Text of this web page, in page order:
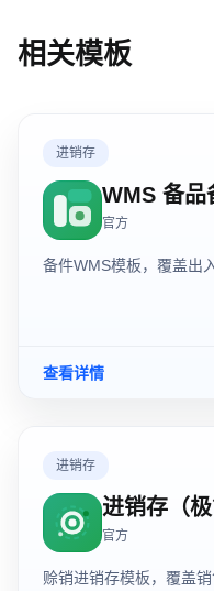
相关模板
进销存
WMS 备品
官方
备件WMS模板，覆盖出
查看详情
进销存
进销存（极
官方
赊销进销存模板，覆盖